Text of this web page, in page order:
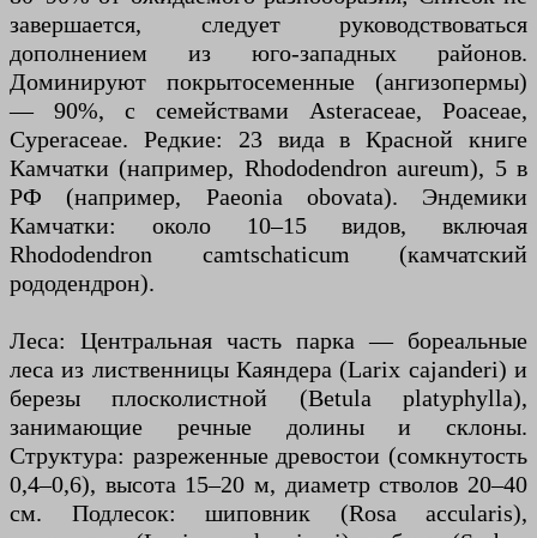
завершается, следует руководствоваться
дополнением из юго-западных районов.
Доминируют покрытосеменные (ангизопермы)
— 90%, с семействами Asteraceae, Poaceae,
Cyperaceae. Редкие: 23 вида в Красной книге
Камчатки (например, Rhododendron aureum), 5 в
РФ (например, Paeonia obovata). Эндемики
Камчатки: около 10–15 видов, включая
Rhododendron camtschaticum (камчатский
рододендрон).
Леса: Центральная часть парка — бореальные
леса из лиственницы Каяндера (Larix cajanderi) и
березы плосколистной (Betula platyphylla),
занимающие речные долины и склоны.
Структура: разреженные древостои (сомкнутость
0,4–0,6), высота 15–20 м, диаметр стволов 20–40
см. Подлесок: шиповник (Rosa accularis),